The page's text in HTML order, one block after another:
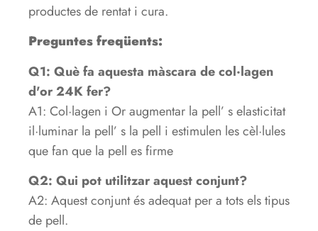
productes de rentat i cura.
Preguntes freqüents:
Q1: Què fa aquesta màscara de col·lagen
d'or 24Kfer?
A1: Col·lagen i Or augmentar la pell’ s elasticitat
il·luminar la pell’ s la pell i estimulen les cèl·lules
que fan que la pell es firme
Q2: Qui pot utilitzar aquest conjunt?
A2: Aquest conjunt és adequat per a tots els tipus
de pell.